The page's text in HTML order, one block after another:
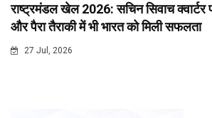
राष्ट्रमंडल खेल 2026: सचिन सिवाच
और पैरा तैराकी में भी भारत को मिली सफलता
27 Jul, 2026